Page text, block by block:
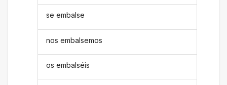
se embalse
nos embalsemos
os embalséis